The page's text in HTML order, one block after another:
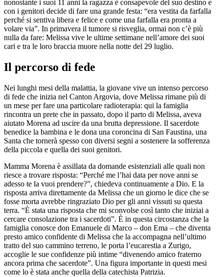
nonostante i suoi 11 anni la ragazza è consapevole del suo destino e
con i genitori decide di fare una grande festa: “era vestita da farfalla
perché si sentiva libera e felice e come una farfalla era pronta a
volare via”. In primavera il tumore si risveglia, ormai non c’è più
nulla da fare: Melissa vive le ultime settimane nell’amore dei suoi
cari e tra le loro braccia muore nella notte del 29 luglio.
Il percorso di fede
Nei lunghi mesi della malattia, la giovane vive un intenso percorso
di fede che inizia nel Canton Argovia, dove Melissa rimane più di
un mese per fare una particolare radioterapia: qui la famiglia
rincontra un prete che in passato, dopo il parto di Melissa, aveva
aiutato Morena ad uscire da una brutta depressione. Il sacerdote
benedice la bambina e le dona una coroncina di San Faustina, una
Santa che tornerà spesso con diversi segni a sostenere la sofferenza
della piccola e quella dei suoi genitori.
Mamma Morena è assillata da domande esistenziali alle quali non
riesce a trovare risposta: “Perché me l’hai data per nove anni se
adesso te la vuoi prendere?”, chiedeva continuamente a Dio. E la
risposta arriva direttamente da Melissa che un giorno le dice che se
fosse morta avrebbe ringraziato Dio per gli anni vissuti su questa
terra. “È stata una risposta che mi sconvolse così tanto che iniziai a
cercare consolazione tra i sacerdoti”. È in questa circostanza che la
famiglia conosce don Emanuele di Marco – don Ema – che diventa
presto amico confidente di Melissa che la accompagna nell’ultimo
tratto del suo cammino terreno, le porta l’eucarestia a Zurigo,
accoglie le sue confidenze più intime “divenendo amico fraterno
ancora prima che sacerdote”. Una figura importante in questi mesi
come lo è stata anche quella della catechista Patrizia.